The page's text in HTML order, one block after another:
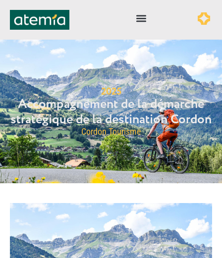
2025
Accompagnement de la démarche
stratégique de la destination Cordon
Cordon Tourisme